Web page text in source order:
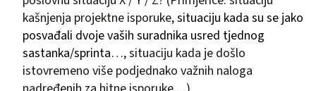
kašnjenja projektne isporuke,situaciju kada su se jako
posvađali dvoje vaših suradnika usred tjednog
sastanka/sprinta…, situaciju kada je došlo
istovremeno više podjednako važnih naloga